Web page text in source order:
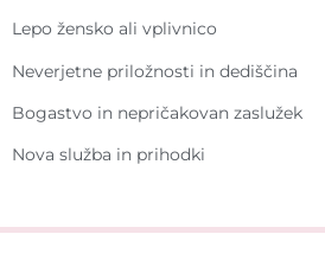
Lepo žensko ali vplivnico
Neverjetne priložnosti in dediščina
Bogastvo in nepričakovan zaslužek
Nova služba in prihodki